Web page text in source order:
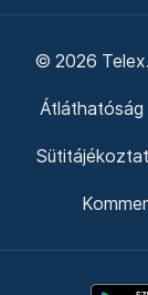
© 2026
Átláthatóság